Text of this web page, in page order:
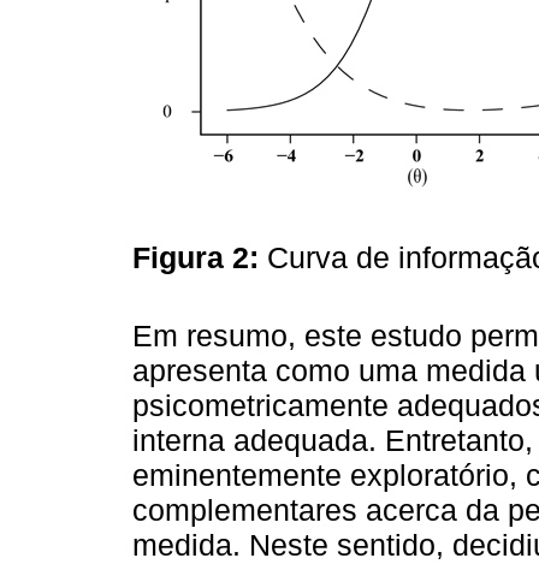
Figura 2: Curva de
Em resumo, este estudo
apresenta como uma
psicometricamente
interna adequada.
eminentemente exploratório,
complementares acerca da
medida. Neste sentido,